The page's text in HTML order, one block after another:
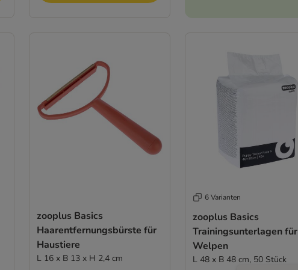
zooplus Basics
Haarentfernungsbürste für
Haustiere
L 16 x B 13 x H 2,4 cm
6 Varianten
zooplus Basics
Trainingsunterlagen für
Welpen
L 48 x B 48 cm, 50 Stück